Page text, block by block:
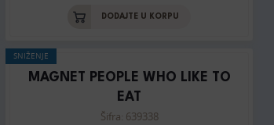
DODAJTE U KORPU
SNIŽENJE
MAGNET PEOPLE WHO LIKE TO
EAT
Šifra: 639338